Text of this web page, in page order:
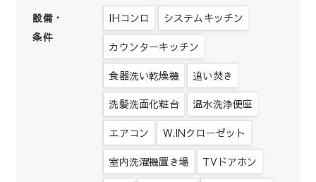
設備・
条件
IHコンロ システムキッチン
カウンターキッチン
食器洗い乾燥機 追い焚き
洗髪洗面化粧台 温水洗浄便座
エアコン W.INクローゼット
室内洗濯機置き場 TVドアホン